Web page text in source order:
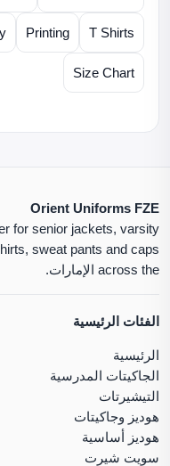
T Shirts
Printing
Size Chart
Orient Uniforms FZE
for senior jackets, varsity
sweat pants and caps
across the الإمارات.
الفئات الرئيسية
الرئيسية
الجاكيتات المدرسية
التيشيرتات
هوديز وجاكيتات
هوديز أساسية
سويت شيرت